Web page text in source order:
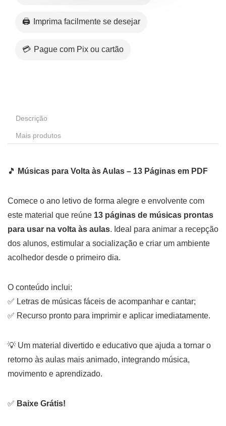
🖨️ Imprima facilmente se desejar
💳 Pague com Pix ou cartão
Descrição
Mais produtos
🎵 Músicas para Volta às Aulas – 13 Páginas em PDF
Comece o ano letivo de forma alegre e envolvente com
este material que reúne 13 páginas de músicas prontas
para usar na volta às aulas. Ideal para animar a recepção
dos alunos, estimular a socialização e criar um ambiente
acolhedor desde o primeiro dia.
O conteúdo inclui:
✅ Letras de músicas fáceis de acompanhar e cantar;
✅ Recurso pronto para imprimir e aplicar imediatamente.
💡 Um material divertido e educativo que ajuda a tornar o
retorno às aulas mais animado, integrando música,
movimento e aprendizado.
✅ Baixe Grátis!